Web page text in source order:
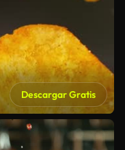
Descargar Gratis